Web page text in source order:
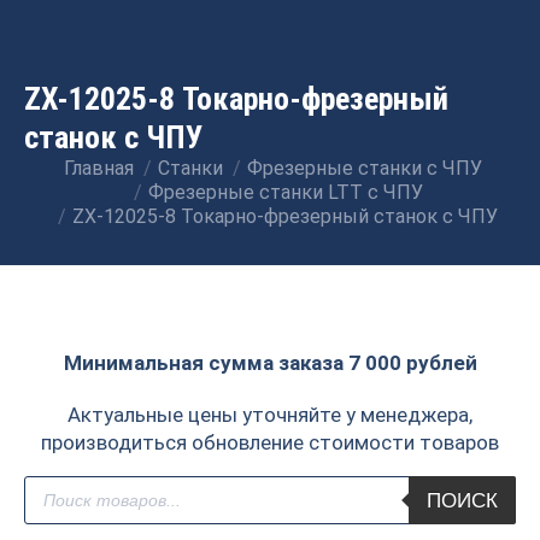
ZX-12025-8 Токарно-фрезерный
станок с ЧПУ
Вы здесь:
Главная Станки
Фрезерные станки с ЧПУ
Фрезерные станки LTT с ЧПУ
ZX-12025-8 Токарно-фрезерный станок с ЧПУ
Минимальная сумма заказа 7 000 рублей
Актуальные цены уточняйте у менеджера,
производиться обновление стоимости товаров
Поиск
товаров
ПОИСК